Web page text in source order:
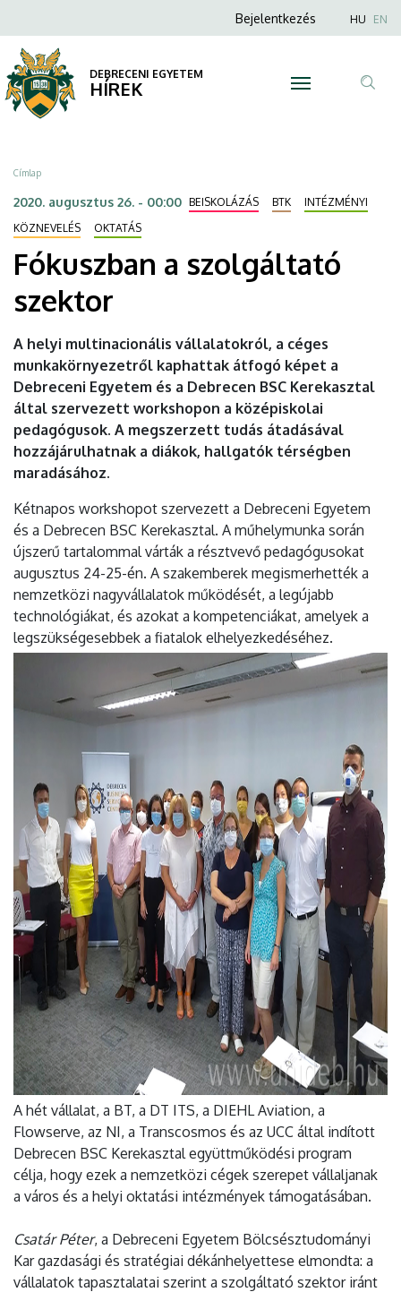
szolgáltató
szektor
DEBRECENI
EGYETEM
a
tartalomra
Anonim
menüje
Bejelentkezés HU EN
DEBRECENI EGYETEM
HÍREK
Morzsa
Címlap
2020. augusztus 26. - 00:00 BEISKOLÁZÁS BTK
INTÉZMÉNYI
KÖZNEVELÉS
OKTATÁS
Fókuszban a szolgáltató
szektor
A helyi multinacionális vállalatokról, a céges
munkakörnyezetről kaphattak átfogó képet a
Debreceni Egyetem és a Debrecen BSC Kerekasztal
által szervezett workshopon a középiskolai
pedagógusok. A megszerzett tudás átadásával
hozzájárulhatnak a diákok, hallgatók térségben
maradásához.
Kétnapos workshopot szervezett a Debreceni Egyetem
és a Debrecen BSC Kerekasztal. A műhelymunka során
újszerű tartalommal várták a résztvevő pedagógusokat
augusztus 24-25-én. A szakemberek megismerhették a
nemzetközi nagyvállalatok működését, a legújabb
technológiákat, és azokat a kompetenciákat, amelyek a
legszükségesebbek a fiatalok elhelyezkedéséhez.
A hét vállalat, a BT, a DT ITS, a DIEHL Aviation, a
Flowserve, az NI, a Transcosmos és az UCC által indított
Debrecen BSC Kerekasztal együttműködési program
célja, hogy ezek a nemzetközi cégek szerepet vállaljanak
a város és a helyi oktatási intézmények támogatásában.
Csatár Péter, a Debreceni Egyetem Bölcsésztudományi
Kar gazdasági és stratégiai dékánhelyettese elmondta: a
vállalatok tapasztalatai szerint a szolgáltató szektor iránt